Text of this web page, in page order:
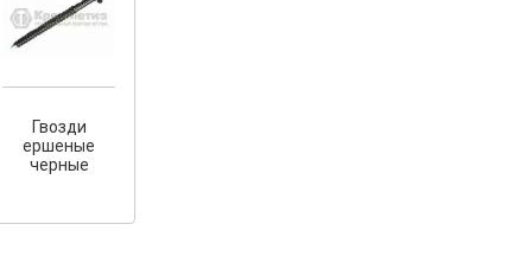
Гвозди
ершеные
черные